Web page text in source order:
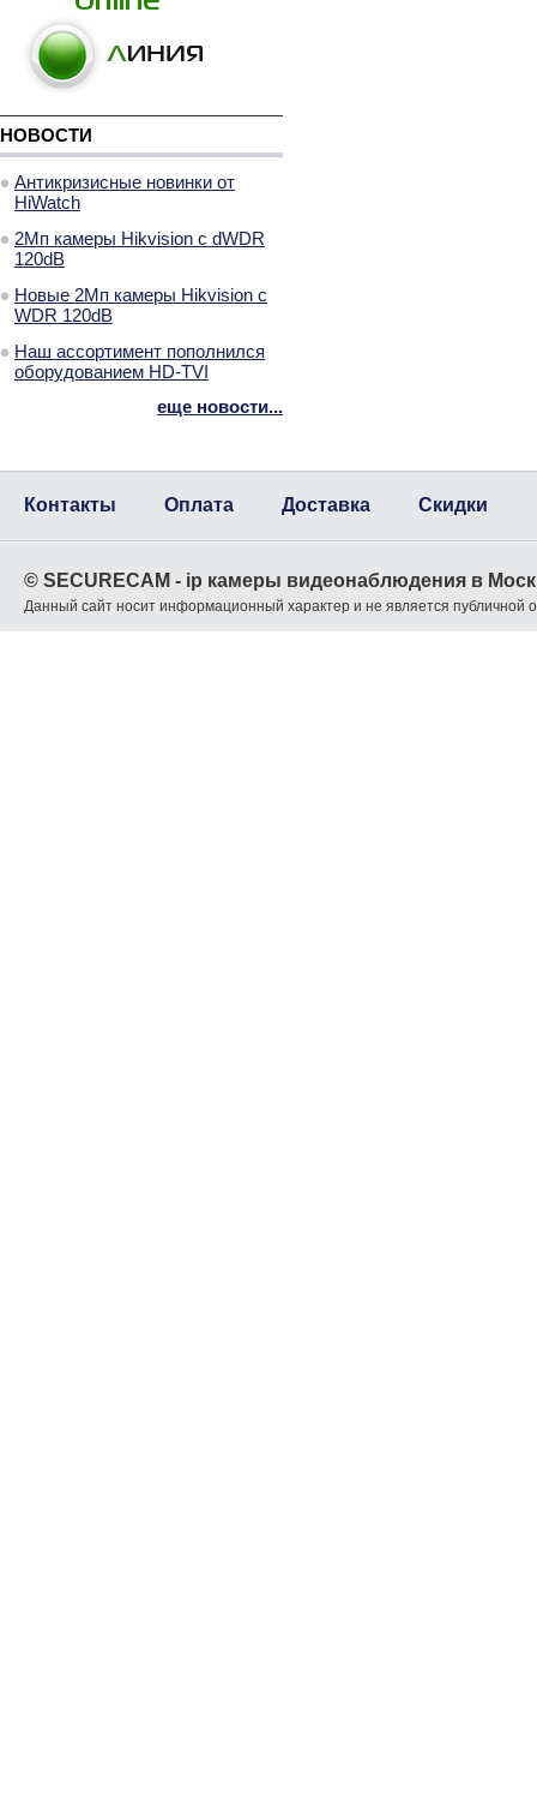
НОВОСТИ
Антикризисные новинки от
HiWatch
2Мп камеры Hikvision с dWDR
120dB
Новые 2Мп камеры Hikvision с
WDR 120dB
Наш ассортимент пополнился
оборудованием HD-TVI
еще новости...
Контакты Оплата Доставка Скидки
© SECURECAM - ip камеры видеонаблюдения в
Данный сайт носит информационный характер и не является публичной